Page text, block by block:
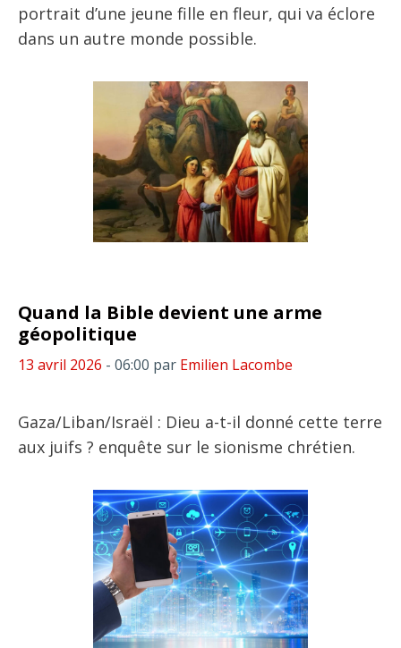
portrait d’une jeune fille en fleur, qui va éclore
dans un autre monde possible.
Quand la Bible devient une arme
géopolitique
13 avril 2026 - 06:00 par Emilien Lacombe
Gaza/Liban/Israël : Dieu a-t-il donné cette terre
aux juifs ? enquête sur le sionisme chrétien.